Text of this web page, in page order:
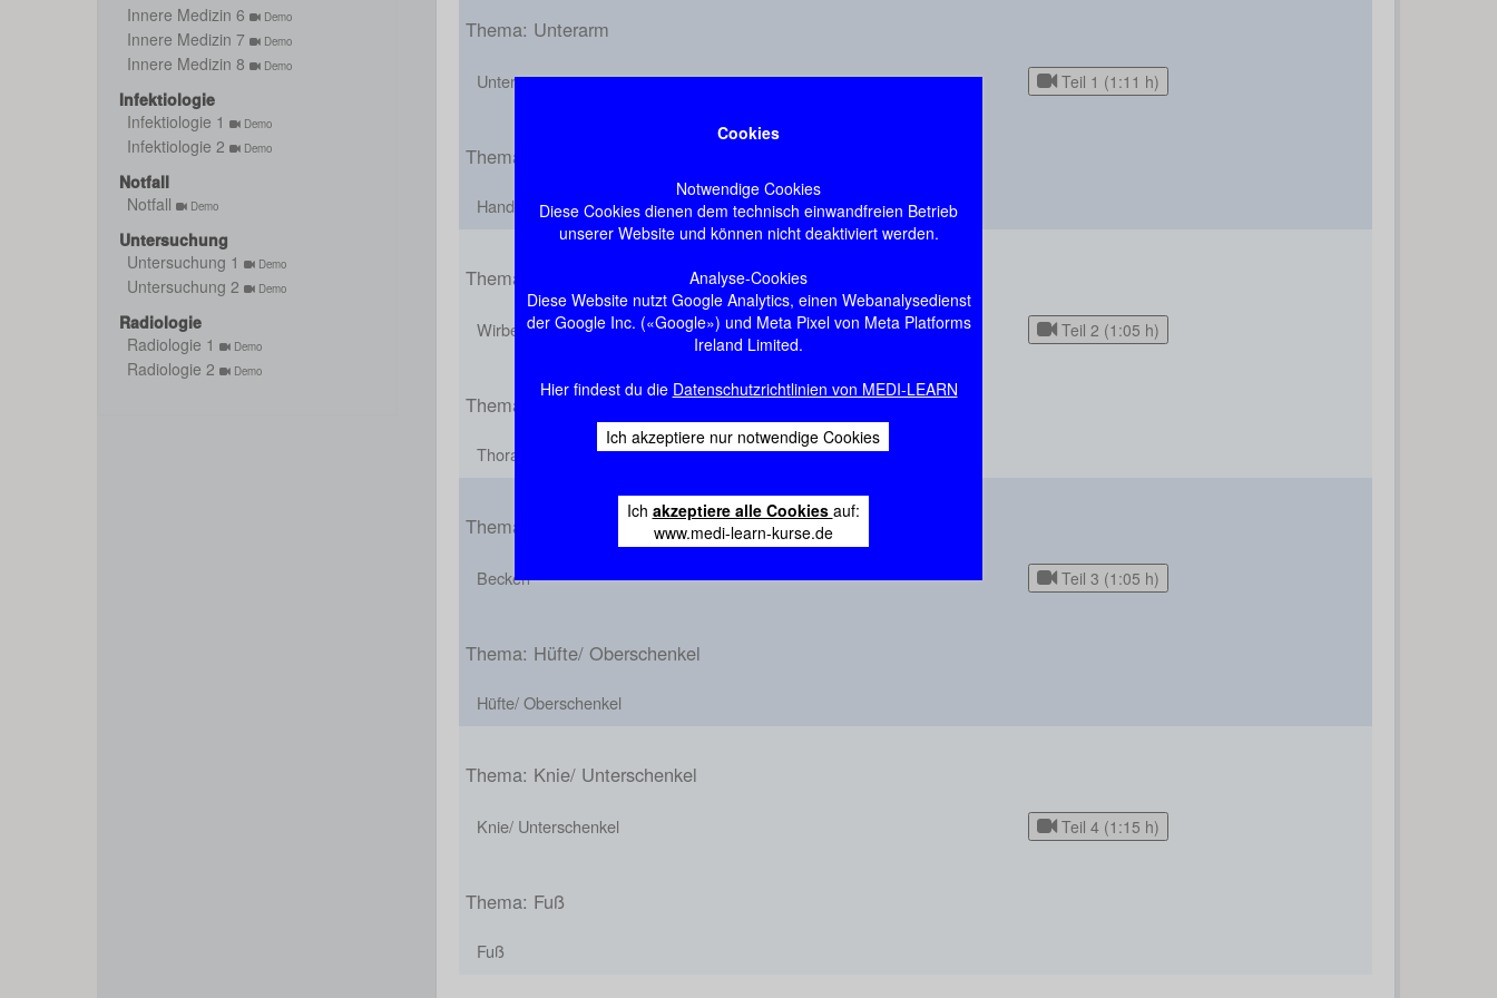
Cookies
Notwendige Cookies
Diese Cookies dienen dem technisch einwandfreien Betrieb
unserer Website und können nicht deaktiviert werden.
Analyse-Cookies
Diese Website nutzt Google Analytics, einen Webanalysedienst
der Google Inc. («Google») und Meta Pixel von Meta Platforms
Ireland Limited.
Hier findest du die Datenschutzrichtlinien von MEDI-LEARN
Ich akzeptiere nur notwendige Cookies
Ich akzeptiere alle Cookies auf:
www.medi-learn-kurse.de
Innere Medizin 6 Demo
Innere Medizin 7 Demo
Innere Medizin 8 Demo
Infektiologie
Infektiologie 1
Demo
Infektiologie 2 Demo
Notfall
Notfall
Demo
Untersuchung
Untersuchung 1
Demo
Untersuchung 2 Demo
Radiologie
Radiologie 1
Demo
Radiologie 2 Demo
Thema: Unterarm
Unterarm Teil 1 (1:11 h)
Thema: Hand
Hand
Thema: Wirbelsäule
Wirbelsäule Teil 2 (1:05 h)
Thema: Thorax
Thorax
Thema: Becken
Becken Teil 3 (1:05 h)
Thema: Hüfte/ Oberschenkel
Hüfte/ Oberschenkel
Thema: Knie/ Unterschenkel
Knie/ Unterschenkel Teil 4 (1:15 h)
Thema: Fuß
Fuß